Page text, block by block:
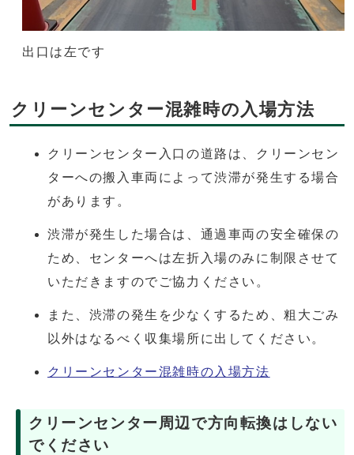
出口は左です
クリーンセンター混雑時の入場方法
クリーンセンター入口の道路は、クリーンセン
ターへの搬入車両によって渋滞が発生する場合
があります。
渋滞が発生した場合は、通過車両の安全確保の
ため、センターへは左折入場のみに制限させて
いただきますのでご協力ください。
また、渋滞の発生を少なくするため、粗大ごみ
以外はなるべく収集場所に出してください。
クリーンセンター混雑時の入場方法
クリーンセンター周辺で方向転換はしない
でください